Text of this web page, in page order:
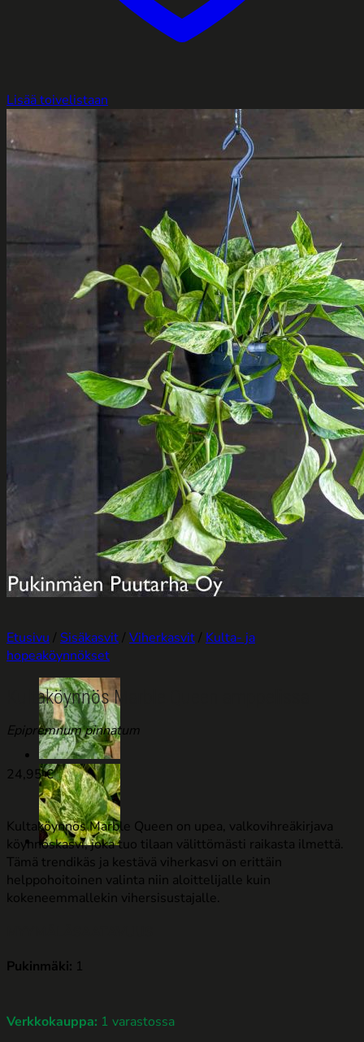
Lisää toivelistaan
Etusivu / Sisäkasvit/ Viherkasvit/ Kulta- ja
hopeaköynnökset
Kultaköynnös Marble Queen amppelissa
Epipremnum pinnatum
24,95€
Kultaköynnös Marble Queen on upea, valkovihreäkirjava
köynnöskasvi, joka tuo tilaan välittömästi raikasta ilmettä.
Tämä trendikäs ja kestävä viherkasvi on erittäin
helppohoitoinen valinta niin aloittelijalle kuin
kokeneemmallekin vihersisustajalle.
Pukinmäki: 1
Verkkokauppa: 1 varastossa